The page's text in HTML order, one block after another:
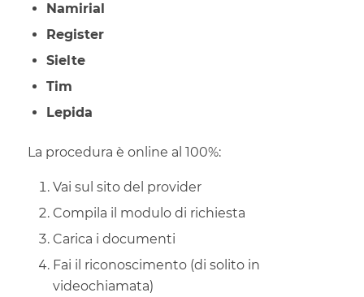
Namirial
Register
Sielte
Tim
Lepida
La procedura è online al 100%:
Vai sul sito del provider
Compila il modulo di richiesta
Carica i documenti
Fai il riconoscimento (di solito in
videochiamata)